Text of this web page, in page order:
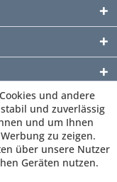
und andere
und zuverlässig
und um Ihnen
zu zeigen.
über unsere Nutzer
Geräten nutzen.